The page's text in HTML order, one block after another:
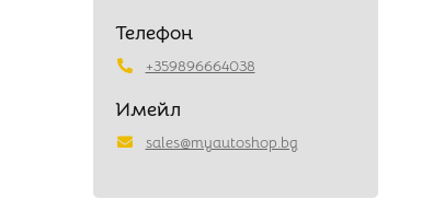
Телефон
+359896664038
Имейл
sales@myautoshop.bg